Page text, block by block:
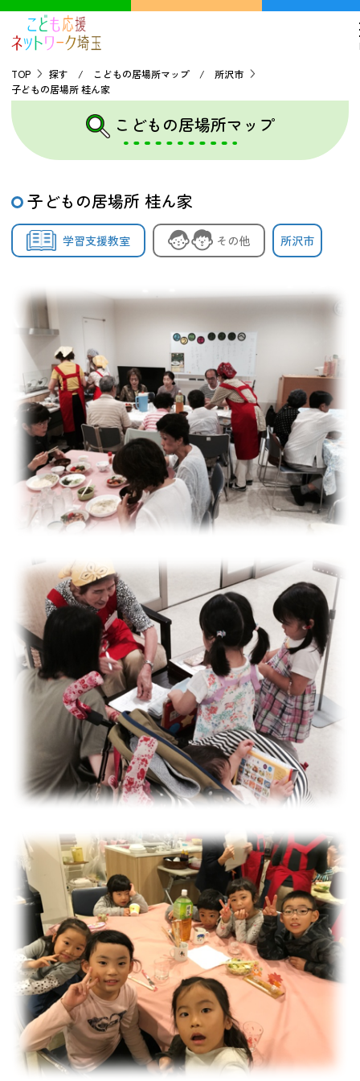
新着情報 音声読み上げ
会員登録
お問い合わせ
TOP
こどもの貧困について
探す
こどもの居場所マップ
地域ネットワークの紹介
バーチャルユースセンター
つながる・支援する
会員募集
会員紹介
マッチング掲示板
お金を寄付する（埼玉県社会福祉協議会HP）
立ち上げる・運営する
資料・動画
助成金情報
TOP
探す / こどもの居場所マップ / 所沢市
子どもの居場所 桂ん家
こどもの居場所マップ
子どもの居場所 桂ん家
学習支援教室 その他 所沢市